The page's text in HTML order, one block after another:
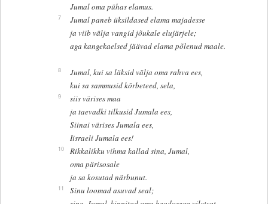
Jumal oma pühas elamus.
7
Jumal paneb üksildased elama majadesse
ja viib välja vangid jõukale elujärjele;
aga kangekaelsed jäävad elama põlenud maale.
8
Jumal, kui sa läksid välja oma rahva ees,
kui sa sammusid kõrbeteed, sela,
9
siis värises maa
ja taevadki tilkusid Jumala ees,
Siinai värises Jumala ees,
Iisraeli Jumala ees!
10
Rikkalikku vihma kallad sina, Jumal,
oma pärisosale
ja sa kosutad närbunut.
11
Sinu loomad asuvad seal;